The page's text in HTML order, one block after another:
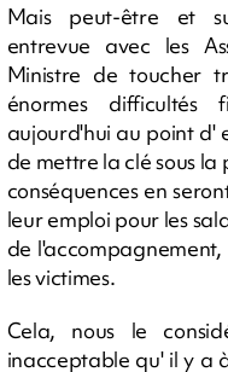
Mais peut-être et
entrevue avec les
Ministre de toucher
énormes difficultés
aujourd'hui au point d'
de mettre la clé sous
conséquences en
leur emploi pour les
de
les victimes.
Cela, nous le
inacceptable qu' il y a